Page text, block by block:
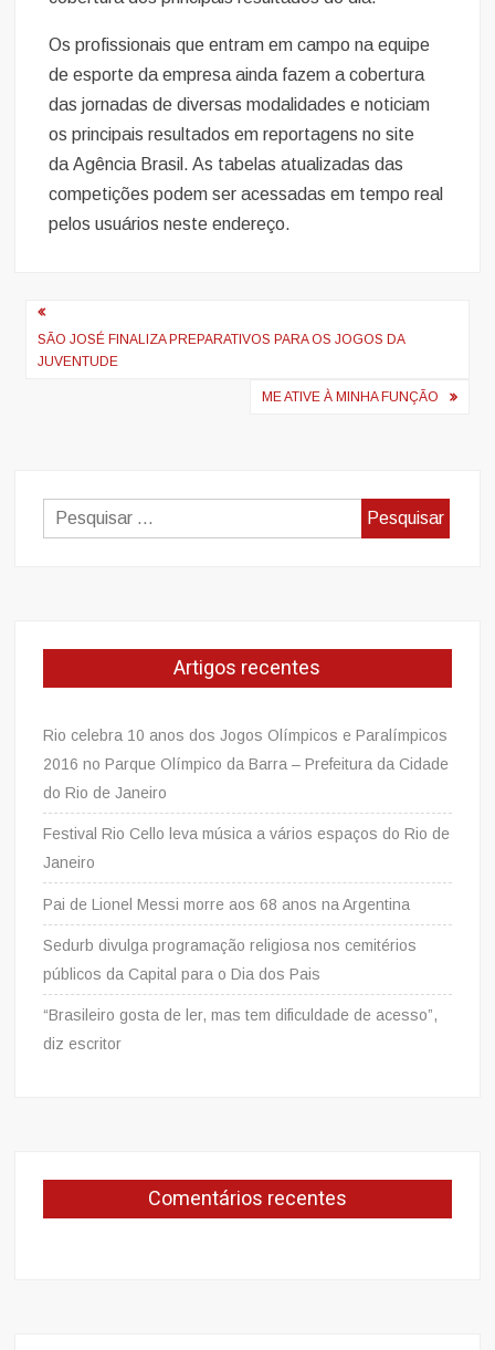
Os profissionais que entram em campo na equipe
de esporte da empresa ainda fazem a cobertura
das jornadas de diversas modalidades e noticiam
os principais resultados em reportagens no site
da Agência Brasil. As tabelas atualizadas das
competições podem ser acessadas em tempo real
pelos usuários neste endereço.
Navegação
de
SÃO JOSÉ FINALIZA PREPARATIVOS PARA OS JOGOS DA
JUVENTUDE
ME ATIVE À MINHA FUNÇÃO
Pesquisar
por:
Artigos recentes
Rio celebra 10 anos dos Jogos Olímpicos e Paralímpicos
2016 no Parque Olímpico da Barra – Prefeitura da Cidade
do Rio de Janeiro
Festival Rio Cello leva música a vários espaços do Rio de
Janeiro
Pai de Lionel Messi morre aos 68 anos na Argentina
Sedurb divulga programação religiosa nos cemitérios
públicos da Capital para o Dia dos Pais
“Brasileiro gosta de ler, mas tem dificuldade de acesso”,
diz escritor
Comentários recentes